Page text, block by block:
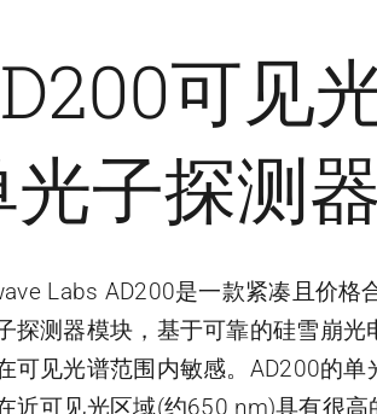
可见
光子探测
Labs AD200是一款紧凑且价格
探测器模块，基于可靠的硅雪崩光
可见光谱范围内敏感。AD200的单
近可见光区域(约650 nm)具有很高